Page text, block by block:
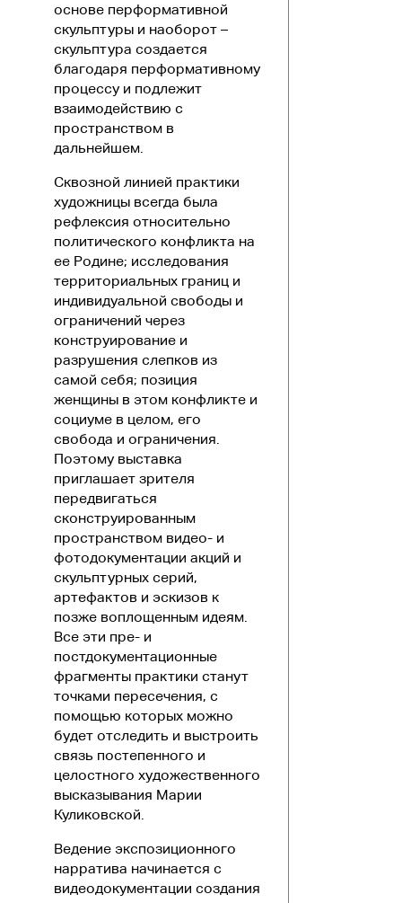
основе перформативной
скульптуры и наоборот –
скульптура создается
благодаря перформативному
процессу и подлежит
взаимодействию с
пространством в
дальнейшем.
Сквозной линией практики
художницы всегда была
рефлексия относительно
политического конфликта на
ее Родине; исследования
территориальных границ и
индивидуальной свободы и
ограничений через
конструирование и
разрушения слепков из
самой себя; позиция
женщины в этом конфликте и
социуме в целом, его
свобода и ограничения.
Поэтому выставка
приглашает зрителя
передвигаться
сконструированным
пространством видео- и
фотодокументации акций и
скульптурных серий,
артефактов и эскизов к
позже воплощенным идеям.
Все эти пре- и
постдокументационные
фрагменты практики станут
точками пересечения, с
помощью которых можно
будет отследить и выстроить
связь постепенного и
целостного художественного
высказывания Марии
Куликовской.
Ведение экспозиционного
нарратива начинается с
видеодокументации создания